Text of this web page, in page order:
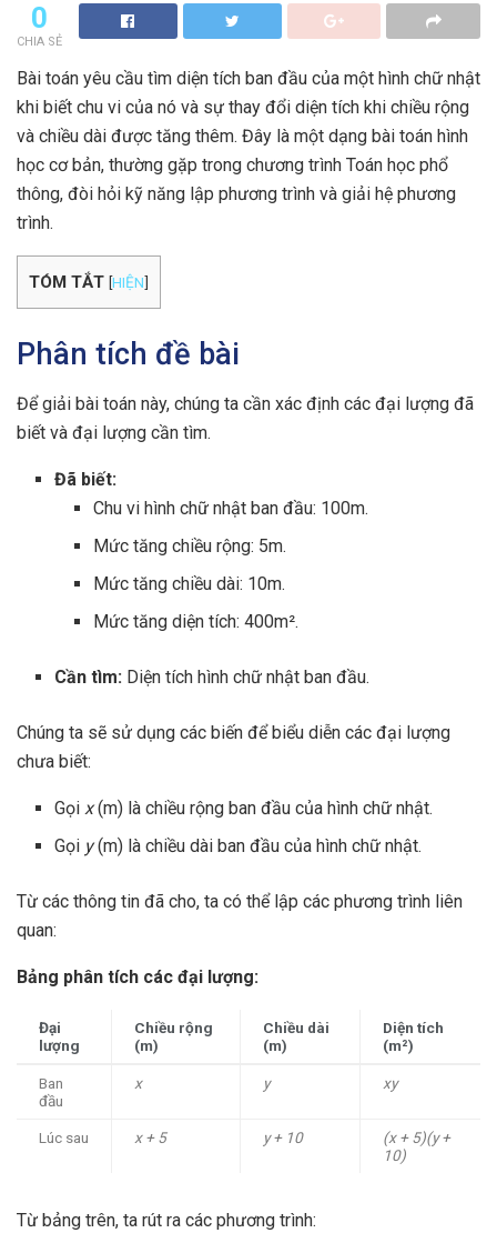
0
CHIA SẺ
Bài toán yêu cầu tìm diện tích ban đầu của một hình chữ nhật
khi biết chu vi của nó và sự thay đổi diện tích khi chiều rộng
và chiều dài được tăng thêm. Đây là một dạng bài toán hình
học cơ bản, thường gặp trong chương trình Toán học phổ
thông, đòi hỏi kỹ năng lập phương trình và giải hệ phương
trình.
TÓM TẮT [HIỆN]
Phân tích đề bài
Để giải bài toán này, chúng ta cần xác định các đại lượng đã
biết và đại lượng cần tìm.
Đã biết:
Chu vi hình chữ nhật ban đầu: 100m.
Mức tăng chiều rộng: 5m.
Mức tăng chiều dài: 10m.
Mức tăng diện tích: 400m².
Cần tìm: Diện tích hình chữ nhật ban đầu.
Chúng ta sẽ sử dụng các biến để biểu diễn các đại lượng
chưa biết:
Gọi x(m) là chiều rộng ban đầu của hình chữ nhật.
Gọi y(m) là chiều dài ban đầu của hình chữ nhật.
Từ các thông tin đã cho, ta có thể lập các phương trình liên
quan:
Bảng phân tích các đại lượng:
Đại
lượng
Chiều rộng
(m)
Chiều dài
(m)
Diện tích
(m²)
Ban
đầu
x y xy
Lúc sau x + 5 y + 10
(x + 5)(y +
10)
Từ bảng trên, ta rút ra các phương trình: